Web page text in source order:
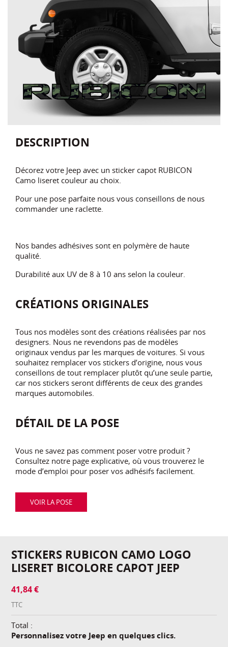
DESCRIPTION
Décorez votre Jeep avec un sticker capot RUBICON
Camo liseret couleur au choix.
Pour une pose parfaite nous vous conseillons de nous
commander une raclette.
Nos bandes adhésives sont en polymère de haute
qualité.
Durabilité aux UV de 8 à 10 ans selon la couleur.
CRÉATIONS ORIGINALES
Tous nos modèles sont des créations réalisées par nos
designers. Nous ne revendons pas de modèles
originaux vendus par les marques de voitures. Si vous
souhaitez remplacer vos stickers d’origine, nous vous
conseillons de tout remplacer plutôt qu’une seule partie,
car nos stickers seront différents de ceux des grandes
marques automobiles.
DÉTAIL DE LA POSE
Vous ne savez pas comment poser votre produit ?
Consultez notre page explicative, où vous trouverez le
mode d’emploi pour poser vos adhésifs facilement.
VOIR LA POSE
STICKERS RUBICON CAMO LOGO
LISERET BICOLORE CAPOT JEEP
41,84 €
TTC
Total :
Personnalisez votre Jeep en quelques clics.